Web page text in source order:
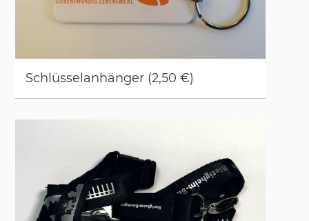
Schlüs­sel­an­hän­ger (2,50 €)